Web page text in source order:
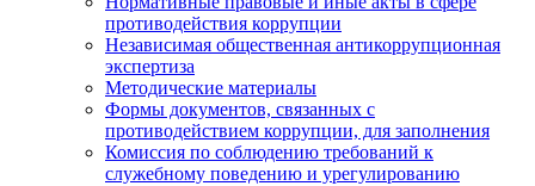
противодействия коррупции
Независимая общественная антикоррупционная
экспертиза
Методические материалы
Формы документов, связанных с
противодействием коррупции, для заполнения
Комиссия по соблюдению требований к
служебному поведению и урегулированию